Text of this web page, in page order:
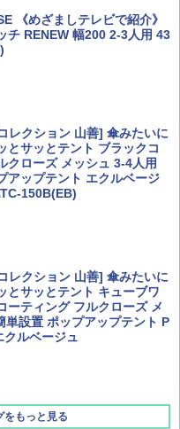
イン）2026年9月号【特
周年を祝して！
チェコ ポーランド スロヴ
地球の歩き方A ヨーロッ
《めざましテレビで紹介》
チ RENEW 幅200 2-3人用 43
レクション 山善] 傘みたいに
とサッとテント ブラックコ
クローズ メッシュ 3-4人用
アップテント エクルベージ
150B(EB)
レクション 山善] 傘みたいに
とサッとテント キューブワ
ーティング フルクローズ メ
単設置 ポップアップテント P
ルベージュ
もっと見る